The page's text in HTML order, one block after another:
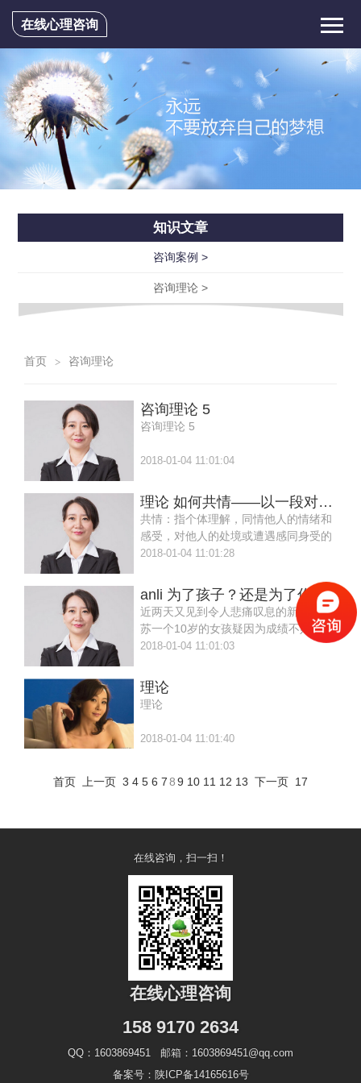
在线心理咨询
知识文章
咨询案例 >
咨询理论 >
首页 > 咨询理论
咨询理论 5
咨询理论 5
2018-01-04 11:01:04
理论 如何共情——以一段对话为例
共情：指个体理解，同情他人的情绪和
感受，对他人的处境或遭遇感同身受的
能力。共情属于沟通交流能力的一个
2018-01-04 11:01:28
anli 为了孩子？还是为了你的面子？
近两天又见到令人悲痛叹息的新闻，江
苏一个10岁的女孩疑因为成绩不好可能
被老师剥夺期中考试权利，又因家
2018-01-04 11:01:03
理论
理论
2018-01-04 11:01:40
首页 上一页 3 4 5 6 789 10 11 12 13 下一页 17
在线咨询，扫一扫！
在线心理咨询
158 9170 2634
QQ：1603869451 邮箱：1603869451@qq.com
备案号：陕ICP备14165616号